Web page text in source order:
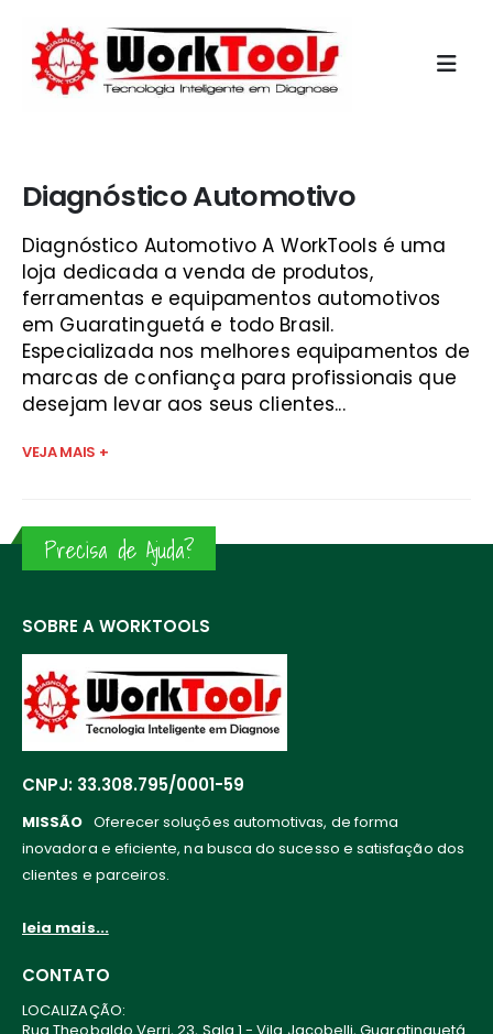
Diagnóstico Automotivo
Diagnóstico Automotivo A WorkTools é uma
loja dedicada a venda de produtos,
ferramentas e equipamentos automotivos
em Guaratinguetá e todo Brasil.
Especializada nos melhores equipamentos de
marcas de confiança para profissionais que
desejam levar aos seus clientes...
VEJA MAIS +
Precisa de Ajuda?
SOBRE A WORKTOOLS
CNPJ: 33.308.795/0001-59
MISSÃO Oferecer soluções automotivas, de forma
inovadora e eficiente, na busca do sucesso e satisfação dos
clientes e parceiros.
leia mais...
CONTATO
LOCALIZAÇÃO: